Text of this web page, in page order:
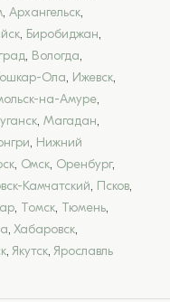
, Архангельск,
, Биробиджан,
, Вологда,
Ола, Ижевск,
на-Амуре,
, Магадан,
, Нижний
, Омск, Оренбург,
Камчатский, Псков,
, Томск, Тюмень,
, Хабаровск,
, Якутск, Ярославль